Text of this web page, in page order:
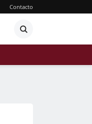
Contacto